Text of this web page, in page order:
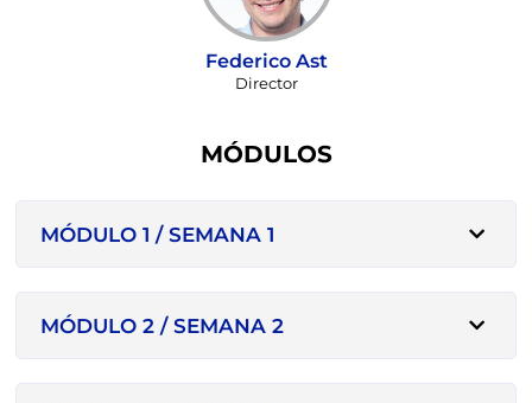
Federico Ast
Director
MÓDULOS
MÓDULO 1 / SEMANA 1
MÓDULO 2 / SEMANA 2